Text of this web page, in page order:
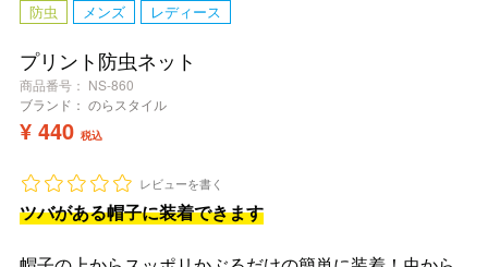
防虫 メンズ レディース
プリント防虫ネット
商品番号
NS-860
ブランド： のらスタイル
¥ 440 税込
レビューを書く
ツバがある帽子に装着できます